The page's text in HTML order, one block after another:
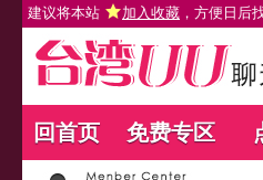
建议将本站 加入收藏 ，方便日后
回首页 免费专区